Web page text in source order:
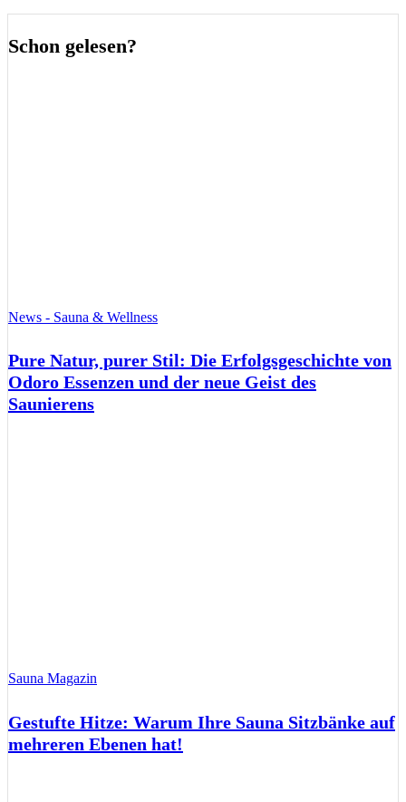
Schon gelesen?
News - Sauna & Wellness
Pure Natur, purer Stil: Die Erfolgsgeschichte von
Odoro Essenzen und der neue Geist des
Saunierens
Sauna Magazin
Gestufte Hitze: Warum Ihre Sauna Sitzbänke auf
mehreren Ebenen hat!